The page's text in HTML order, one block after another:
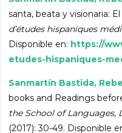
santa, beata y visionaria:
d’études hispaniques
Disponible en: https://
etudes-hispaniques-
Sanmartín Bastida,
books and Readings
the School of Languages,
(2017): 30-49. Disponible